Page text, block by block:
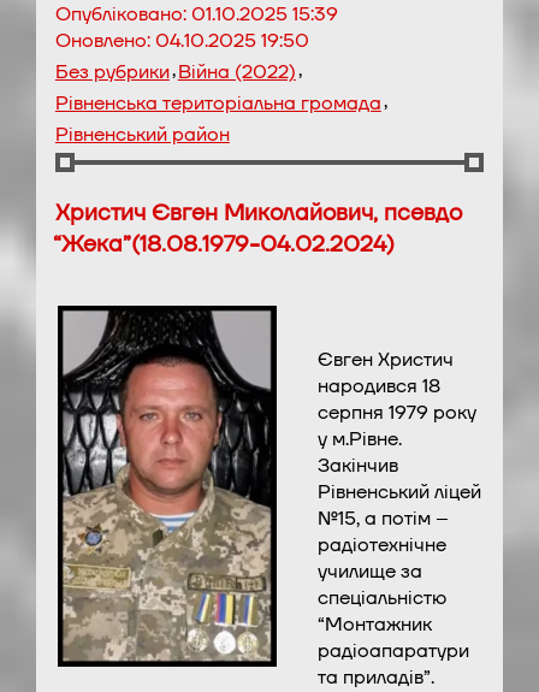
Опубліковано:01.10.2025 15:39
Оновлено:04.10.2025 19:50
Без рубрики,Війна (2022),
Рівненська територіальна громада,
Рівненський район
Христич Євген Миколайович, псевдо
“Жека”(18.08.1979-04.02.2024)
Євген Христич
народився 18
серпня 1979 року
у м.Рівне.
Закінчив
Рівненський ліцей
№15, а потім –
радіотехнічне
училище за
спеціальністю
“Монтажник
радіоапаратури
та приладів”.